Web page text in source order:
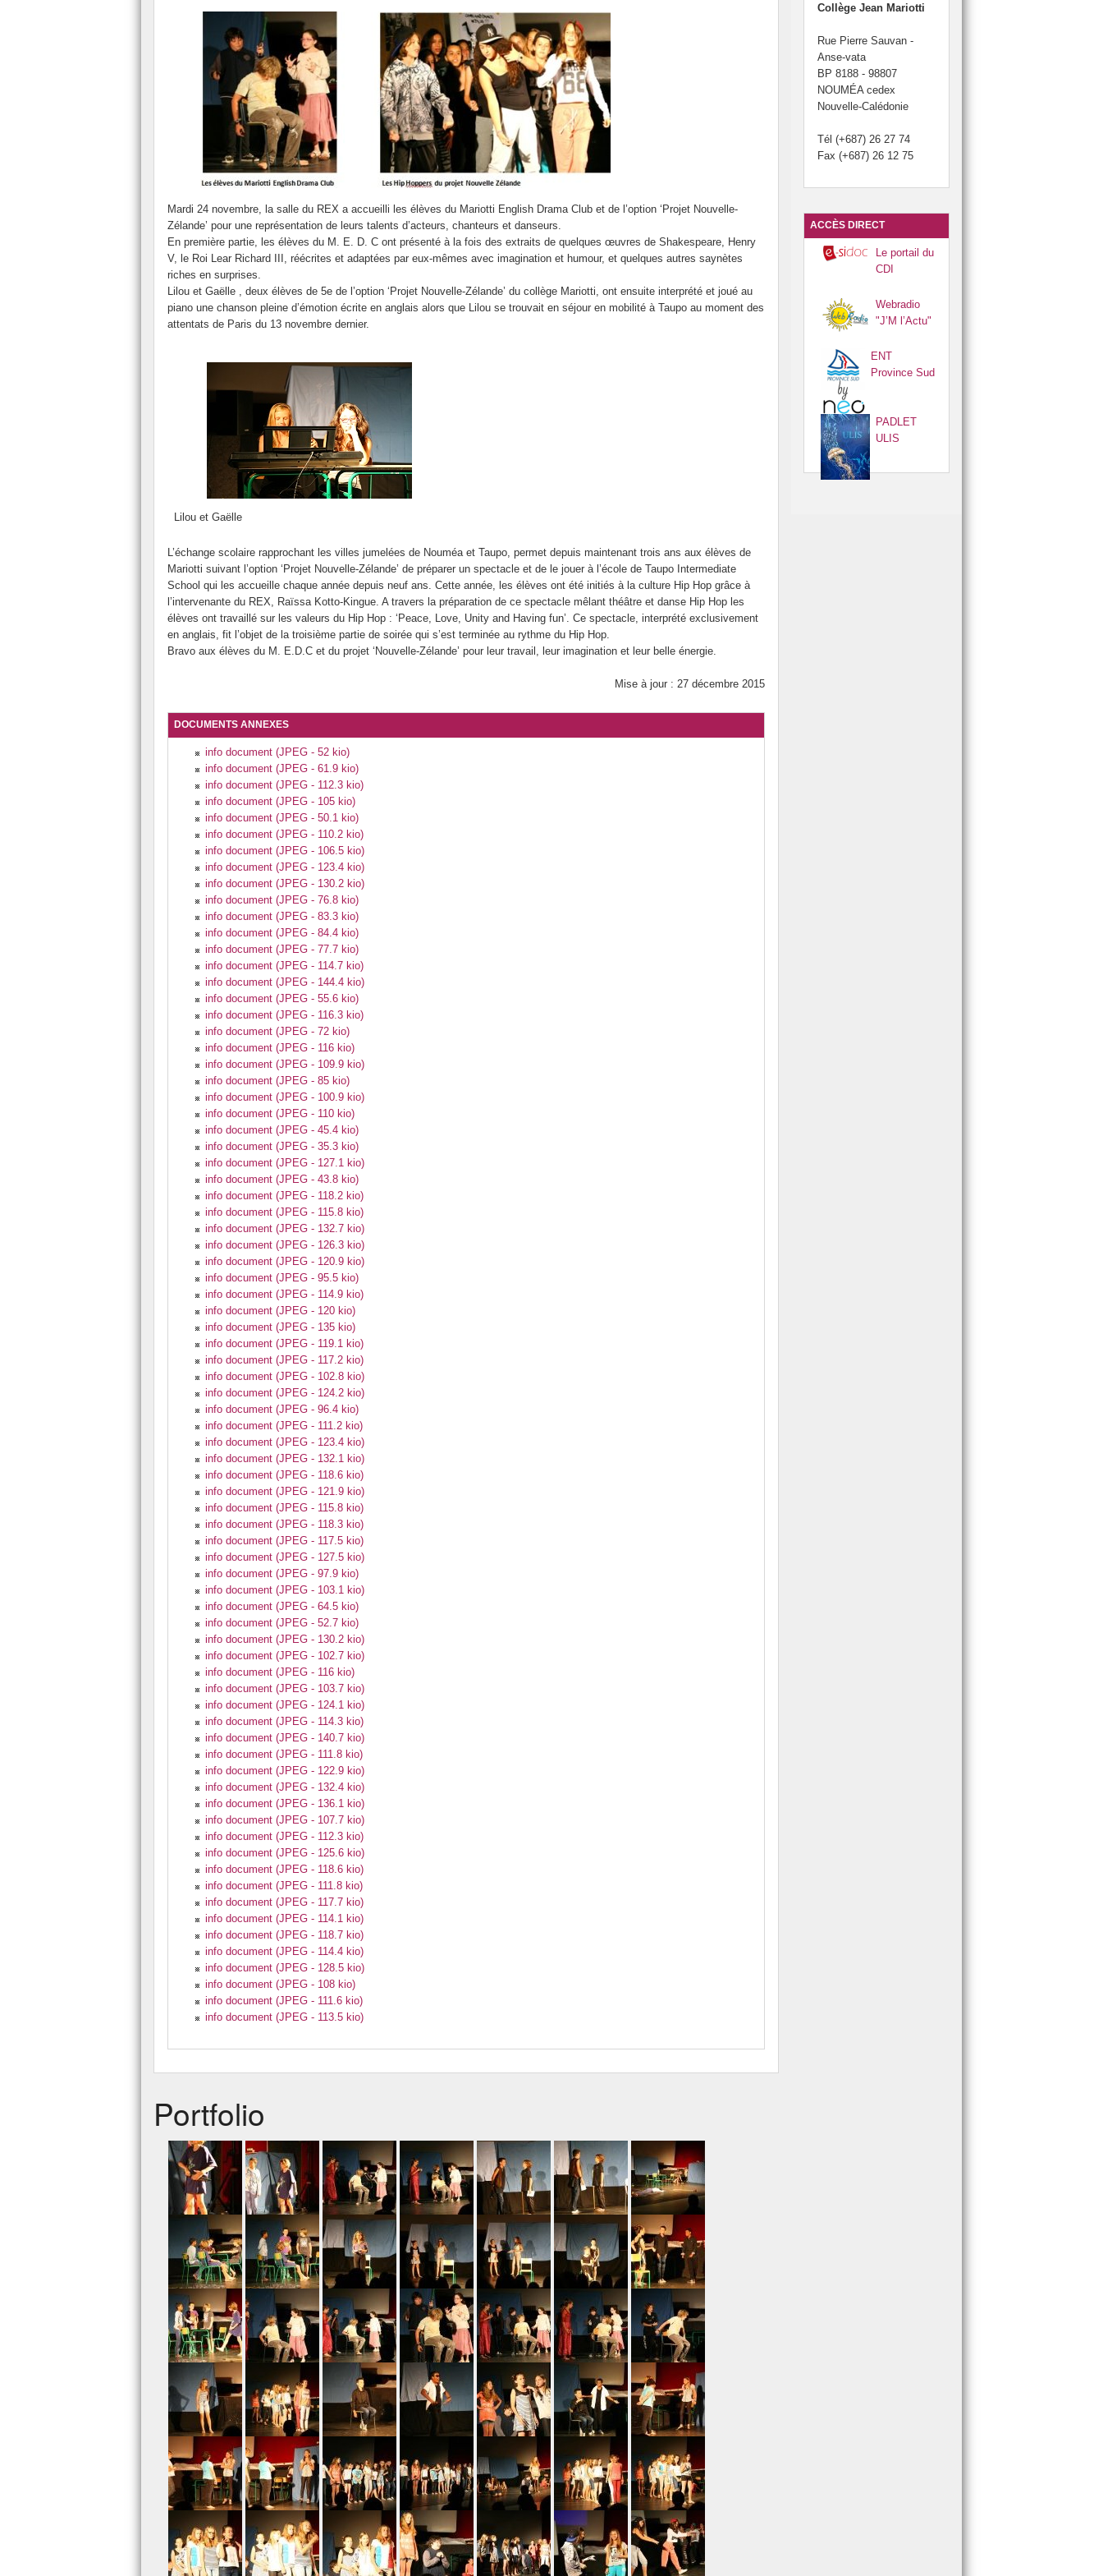
Présentation du secourisme.
Le Conseil de Vie Collègienne (CVC).
L’Assistante Sociale
Les voyages
Les concours.
La cérémonie républicaine de remise du diplôme national du brevet.
La semaine des langues à Mariotti.
Le bal du collège.
Le BIMer.
Le tri des déchets papiers et cartons du collège.
Les journées Jeunesse et Développement Durable (JDD).
Mardi 24 novembre, la salle du REX a accueilli les élèves du Mariotti English Drama Club et de l’option ‘Projet Nouvelle-
Zélande’ pour une représentation de leurs talents d’acteurs, chanteurs et danseurs.
En première partie, les élèves du M. E. D. C ont présenté à la fois des extraits de quelques œuvres de Shakespeare, Henry
V, le Roi Lear Richard III, réécrites et adaptées par eux-mêmes avec imagination et humour, et quelques autres saynètes
riches en surprises.
Lilou et Gaëlle , deux élèves de 5e de l’option ‘Projet Nouvelle-Zélande’ du collège Mariotti, ont ensuite interprété et joué au
piano une chanson pleine d’émotion écrite en anglais alors que Lilou se trouvait en séjour en mobilité à Taupo au moment des
attentats de Paris du 13 novembre dernier.
Lilou et Gaëlle
L’échange scolaire rapprochant les villes jumelées de Nouméa et Taupo, permet depuis maintenant trois ans aux élèves de
Mariotti suivant l’option ‘Projet Nouvelle-Zélande’ de préparer un spectacle et de le jouer à l’école de Taupo Intermediate
School qui les accueille chaque année depuis neuf ans. Cette année, les élèves ont été initiés à la culture Hip Hop grâce à
l’intervenante du REX, Raïssa Kotto-Kingue. A travers la préparation de ce spectacle mêlant théâtre et danse Hip Hop les
élèves ont travaillé sur les valeurs du Hip Hop : ‘Peace, Love, Unity and Having fun’. Ce spectacle, interprété exclusivement
en anglais, fit l’objet de la troisième partie de soirée qui s’est terminée au rythme du Hip Hop.
Bravo aux élèves du M. E.D.C et du projet ‘Nouvelle-Zélande’ pour leur travail, leur imagination et leur belle énergie.
Mise à jour : 27 décembre 2015
DOCUMENTS ANNEXES
info document (JPEG - 52 kio)
info document (JPEG - 61.9 kio)
info document (JPEG - 112.3 kio)
info document (JPEG - 105 kio)
info document (JPEG - 50.1 kio)
info document (JPEG - 110.2 kio)
info document (JPEG - 106.5 kio)
info document (JPEG - 123.4 kio)
info document (JPEG - 130.2 kio)
info document (JPEG - 76.8 kio)
info document (JPEG - 83.3 kio)
info document (JPEG - 84.4 kio)
info document (JPEG - 77.7 kio)
info document (JPEG - 114.7 kio)
info document (JPEG - 144.4 kio)
info document (JPEG - 55.6 kio)
info document (JPEG - 116.3 kio)
info document (JPEG - 72 kio)
info document (JPEG - 116 kio)
info document (JPEG - 109.9 kio)
info document (JPEG - 85 kio)
info document (JPEG - 100.9 kio)
info document (JPEG - 110 kio)
info document (JPEG - 45.4 kio)
info document (JPEG - 35.3 kio)
info document (JPEG - 127.1 kio)
info document (JPEG - 43.8 kio)
info document (JPEG - 118.2 kio)
info document (JPEG - 115.8 kio)
info document (JPEG - 132.7 kio)
info document (JPEG - 126.3 kio)
info document (JPEG - 120.9 kio)
info document (JPEG - 95.5 kio)
info document (JPEG - 114.9 kio)
info document (JPEG - 120 kio)
info document (JPEG - 135 kio)
info document (JPEG - 119.1 kio)
info document (JPEG - 117.2 kio)
info document (JPEG - 102.8 kio)
info document (JPEG - 124.2 kio)
info document (JPEG - 96.4 kio)
info document (JPEG - 111.2 kio)
info document (JPEG - 123.4 kio)
info document (JPEG - 132.1 kio)
info document (JPEG - 118.6 kio)
info document (JPEG - 121.9 kio)
info document (JPEG - 115.8 kio)
info document (JPEG - 118.3 kio)
info document (JPEG - 117.5 kio)
info document (JPEG - 127.5 kio)
info document (JPEG - 97.9 kio)
info document (JPEG - 103.1 kio)
info document (JPEG - 64.5 kio)
info document (JPEG - 52.7 kio)
info document (JPEG - 130.2 kio)
info document (JPEG - 102.7 kio)
info document (JPEG - 116 kio)
info document (JPEG - 103.7 kio)
info document (JPEG - 124.1 kio)
info document (JPEG - 114.3 kio)
info document (JPEG - 140.7 kio)
info document (JPEG - 111.8 kio)
info document (JPEG - 122.9 kio)
info document (JPEG - 132.4 kio)
info document (JPEG - 136.1 kio)
info document (JPEG - 107.7 kio)
info document (JPEG - 112.3 kio)
info document (JPEG - 125.6 kio)
info document (JPEG - 118.6 kio)
info document (JPEG - 111.8 kio)
info document (JPEG - 117.7 kio)
info document (JPEG - 114.1 kio)
info document (JPEG - 118.7 kio)
info document (JPEG - 114.4 kio)
info document (JPEG - 128.5 kio)
info document (JPEG - 108 kio)
info document (JPEG - 111.6 kio)
info document (JPEG - 113.5 kio)
Portfolio
Collège Jean Mariotti
Rue Pierre Sauvan -
Anse-vata
BP 8188 - 98807
NOUMÉA cedex
Nouvelle-Calédonie
Tél (+687) 26 27 74
Fax (+687) 26 12 75
ACCÈS DIRECT
Le portail du
CDI
Webradio
"J’M l’Actu"
ENT
Province Sud
PADLET
ULIS